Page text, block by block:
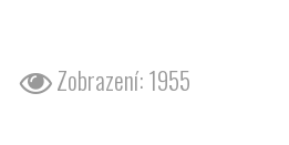
Zobrazení: 1955